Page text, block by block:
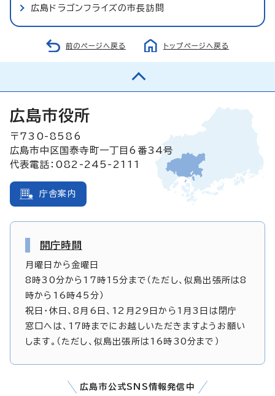
広島ドラゴンフライズの市長訪問
前のページへ戻る トップページへ戻る
広島市役所
〒730-8586
広島市中区国泰寺町一丁目6番34号
代表電話：082-245-2111
庁舎案内
開庁時間
月曜日から金曜日
8時30分から17時15分まで（ただし、似島出張所は8
時から16時45分）
祝日・休日、8月6日、12月29日から1月3日は閉庁
窓口へは、17時までにお越しいただきますようお願い
します。（ただし、似島出張所は16時30分まで）
広島市公式SNS情報発信中